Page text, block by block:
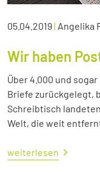
05.04.2019| Angelika
Wir haben
Über 4.000 und
Briefe zurückgelegt,
Schreibtisch
Welt, die weit
weiterlesen